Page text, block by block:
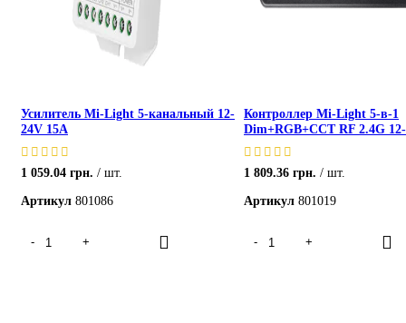
Усилитель Mi-Light 5-канальный 12-
24V 15A
1 059.04 грн.
шт.
Артикул 801086
Контроллер Mi-Light 5-в-1
Dim+RGB+CCT RF 2.4G
1 809.36 грн.
шт.
Артикул 801019